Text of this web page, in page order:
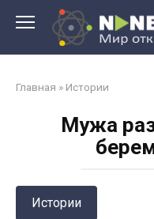
Главная » Истории
Mужa
Истории